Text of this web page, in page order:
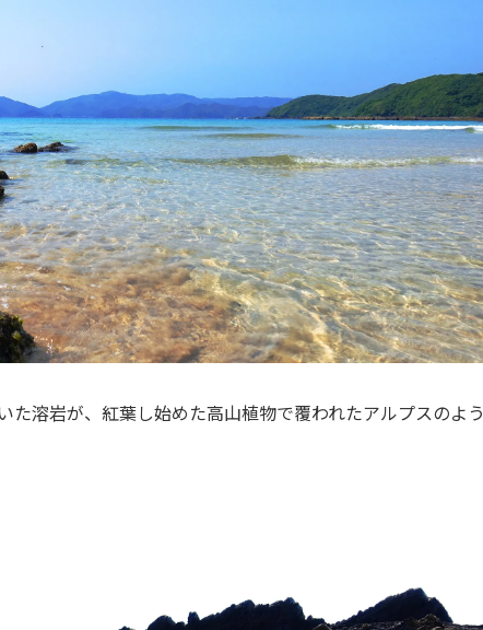
た溶岩が、紅葉し始めた高山植物で覆われたアルプスのよう